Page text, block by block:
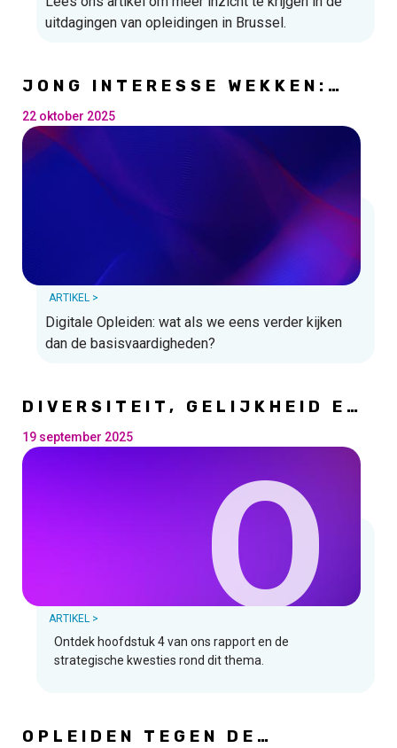
uitdagingen van opleidingen in Brussel.
JONG INTERESSE WEKKEN:
22 oktober 2025
ARTIKEL >
Digitale Opleiden: wat als we eens verder kijken
dan de basisvaardigheden?
DIVERSITEIT, GELIJKHEID EN
WERELD
19 september 2025
O
ARTIKEL >
Ontdek hoofdstuk 4 van ons rapport en de
strategische kwesties rond dit thema.
OPLEIDEN TEGEN DE